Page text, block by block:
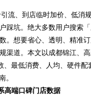
流、到店临时加价、低消
踩坑。绝大多数用户搜索
。想要省心、透明、精准
渠道。本文以成都锦江、
最低消费、人均、硬件
。
高端口碑门店数据